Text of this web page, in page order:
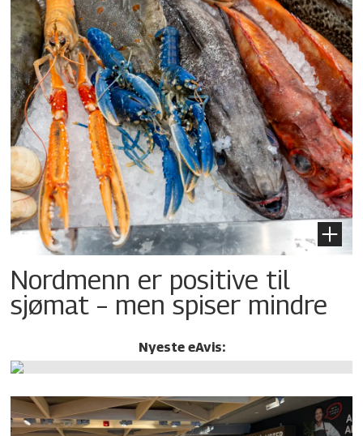
Nordmenn er positive til
sjømat – men spiser mindre
Nyeste eAvis: